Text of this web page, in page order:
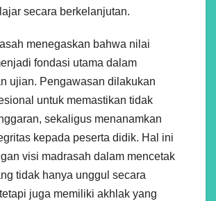
secara berkelanjutan.
menegaskan bahwa nilai
fondasi utama dalam
ujian. Pengawasan dilakukan
untuk memastikan tidak
sekaligus menanamkan
kepada peserta didik. Hal ini
visi madrasah dalam mencetak
tidak hanya unggul secara
juga memiliki akhlak yang